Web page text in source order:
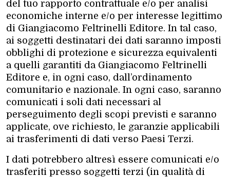
del tuo rapporto contrattuale e/o per analisi
economiche interne e/o per interesse legittimo
di Giangiacomo Feltrinelli Editore. In tal caso,
ai soggetti destinatari dei dati saranno imposti
obblighi di protezione e sicurezza equivalenti
a quelli garantiti da Giangiacomo Feltrinelli
Editore e, in ogni caso, dall’ordinamento
comunitario e nazionale. In ogni caso, saranno
comunicati i soli dati necessari al
perseguimento degli scopi previsti e saranno
applicate, ove richiesto, le garanzie applicabili
ai trasferimenti di dati verso Paesi Terzi.
I dati potrebbero altresì essere comunicati e/o
trasferiti presso soggetti terzi (in qualità di